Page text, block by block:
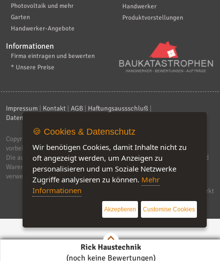
Rick Haustechnik
(noch keine Bewertungen)
Photovoltaik und mehr
Garten
Handwerker-Angebote
Handwerker
Produktvorstellungen
Informationen
Firma eintragen und bewerten
* Unsere Preise
Impressum Kontakt AGB Haftungsaussschluß
Datenschutzerklärung
Copyright © 2026
vorbehalten.
Die auf dieser Seite verwendeten Produktbezeichnungen, Namen und
Warenzeichen sind Eigentum der jeweiligen Firmen. Unser Portal
verwendet Affiliat-Links, für dir wir Geld erhalten.
Software by IQ-Markt
🍪 Cookies & Datenschutz
Wir benötigen Cookies, damit Inhalte nicht zu
oft angezeigt werden, um Anzeigen zu
personalisieren und um Soziale Netzwerke
Zugriffe analysieren zu können. Mehr
Informationen
Akzeptieren Customise Cookies